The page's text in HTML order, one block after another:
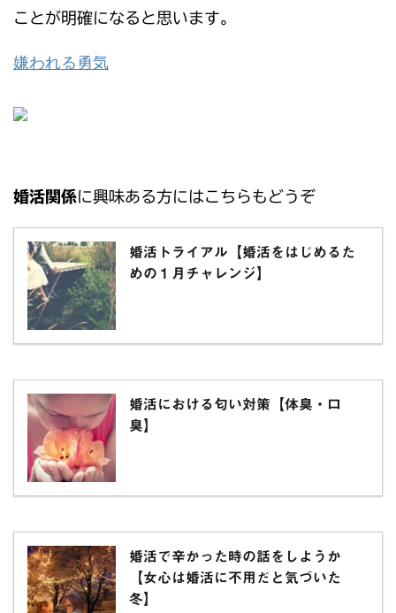
ことが明確になると思います。
嫌われる勇気
婚活関係に興味ある方にはこちらもどうぞ
婚活トライアル【婚活をはじめるた
めの１月チャレンジ】
婚活における匂い対策【体臭・口
臭】
婚活で辛かった時の話をしようか
【女心は婚活に不用だと気づいた
冬】